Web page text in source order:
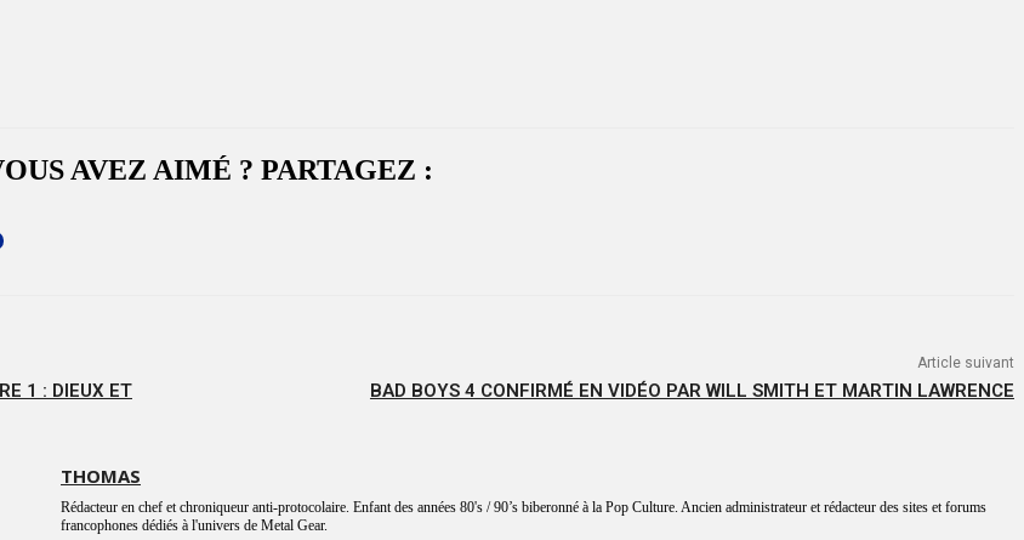
AVEZ AIMÉ ? PARTAGEZ :
1 : DIEUX ET
Article suivant
BAD BOYS 4 CONFIRMÉ EN VIDÉO PAR WILL SMITH ET MARTIN LAWRENCE
THOMAS
Rédacteur en chef et chroniqueur anti-protocolaire. Enfant des années 80's / 90’s biberonné à la Pop Culture. Ancien administrateur et rédacteur des sites et forums
francophones dédiés à l'univers de Metal Gear.